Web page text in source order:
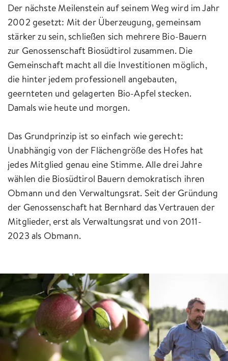
Der nächste Meilenstein auf seinem Weg wird im Jahr
2002 gesetzt: Mit der Überzeugung, gemeinsam
stärker zu sein, schließen sich mehrere Bio-Bauern
zur Genossenschaft Biosüdtirol zusammen. Die
Gemeinschaft macht all die Investitionen möglich,
die hinter jedem professionell angebauten,
geernteten und gelagerten Bio-Apfel stecken.
Damals wie heute und morgen.
Das Grundprinzip ist so einfach wie gerecht:
Unabhängig von der Flächengröße des Hofes hat
jedes Mitglied genau eine Stimme. Alle drei Jahre
wählen die Biosüdtirol Bauern demokratisch ihren
Obmann und den Verwaltungsrat. Seit der Gründung
der Genossenschaft hat Bernhard das Vertrauen der
Mitglieder, erst als Verwaltungsrat und von 2011-
2023 als Obmann.